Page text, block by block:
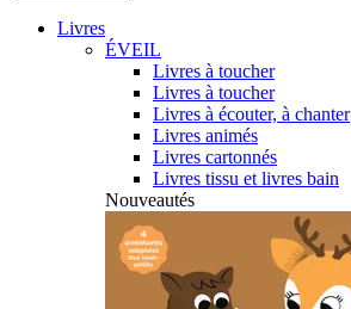
Livres
ÉVEIL
Livres à toucher
Livres à toucher
Livres à écouter, à chanter
Livres animés
Livres cartonnés
Livres tissu et livres bain
Nouveautés